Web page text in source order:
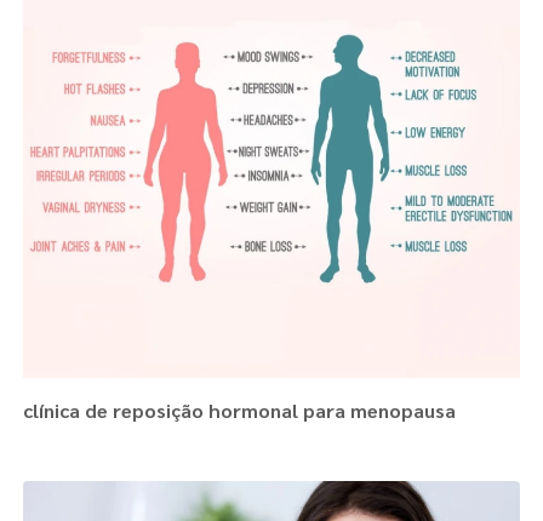
clínica de reposição hormonal para menopausa